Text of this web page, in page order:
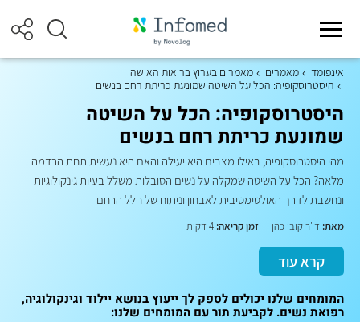
אינפומד מאמרים
מאמרים בערוץ בריאות האישה
היסטרוסקופיה: הכל על השיטה שמונעת כריתת רחם בנשים
היסטרוסקופיה: הכל על השיטה
שמונעת כריתת רחם בנשים
מהי היסטרוסקופיה, באילו מצבים היא יעילה והאם היא נעשית תחת הרדמה
מלאה? הכל על השיטה שמקלה על נשים הסובלות משלל בעיות גינקולוגיות
ונחשבת לדרך האולטימטיבית לאבחון וניתוח של חלל הרחם
מאת: ד"ר קובי כהן זמן קריאה:
קרא עוד
המומחים שלנו יכולים לספק לך ייעוץ בנושא יילוד וגינקולוגיה,
רפואת נשים. לקביעת תור עם המומחים שלנו: